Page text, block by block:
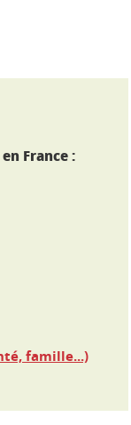
France :
famille...)